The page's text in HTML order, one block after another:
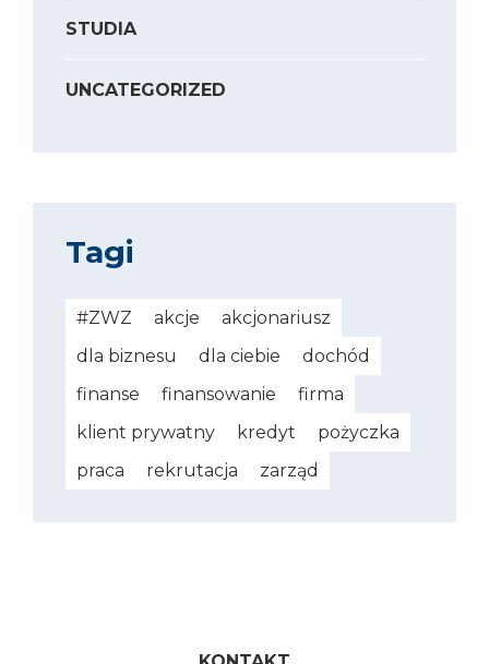
STUDIA
UNCATEGORIZED
Tagi
#ZWZ akcje
akcjonariusz
dla biznesu
dla ciebie
dochód
finanse
finansowanie
firma
klient prywatny
kredyt
pożyczka
praca
rekrutacja zarząd